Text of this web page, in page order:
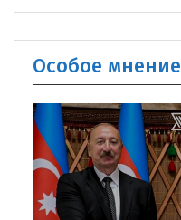
Особое мнение